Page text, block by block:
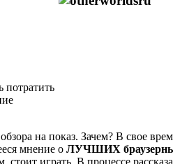
потратить
на показ. Зачем? В свое
мнение о ЛУЧШИХ